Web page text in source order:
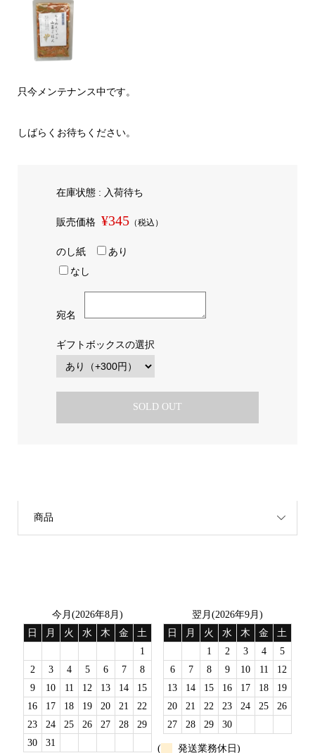
只今メンテナンス中です。
しばらくお待ちください。
在庫状態 : 入荷待ち
販売価格 ¥345（税込）
のし紙
あり
なし
宛名
ギフトボックスの選択
SOLD OUT
商品
今月(2026年8月)
日
月 火 水 木 金
土
1
2
3 4 5 6 7
8
9
10 11 12 13 14
15
16
17 18 19 20 21
22
23
24 25 26 27 28
29
30
31
翌月(2026年9月)
日
月 火 水 木 金
土
1
2 3 4
5
6
7 8 9 10 11
12
13
14 15 16 17 18
19
20
21 22 23 24 25
26
27
28 29 30
( 発送業務休日)